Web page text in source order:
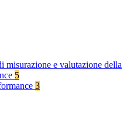
misurazione e valutazione della
5
3